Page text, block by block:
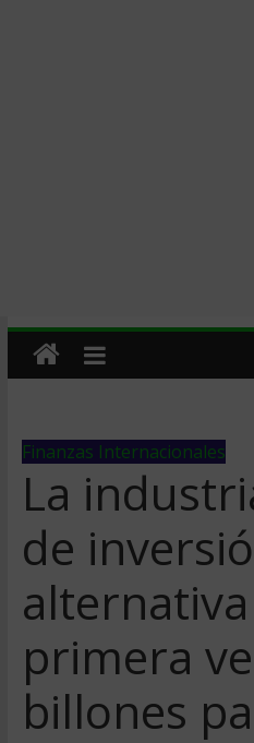
Finanzas Internacionales
La
de
primera
billones